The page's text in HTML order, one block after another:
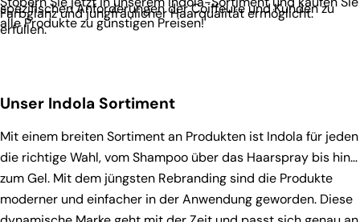
spezifischen Anforderungen der Coiffeure und Kunden zu
erfüllen.
Farbglanz und jungfräulicher Haarqualität ermöglicht.
alle Produkte zu günstigen Preisen!
Unser Indola Sortiment
Mit einem breiten Sortiment an Produkten ist Indola für jeden
die richtige Wahl, vom Shampoo über das Haarspray bis hin
zum Gel. Mit dem jüngsten Rebranding sind die Produkte
moderner und einfacher in der Anwendung geworden. Diese